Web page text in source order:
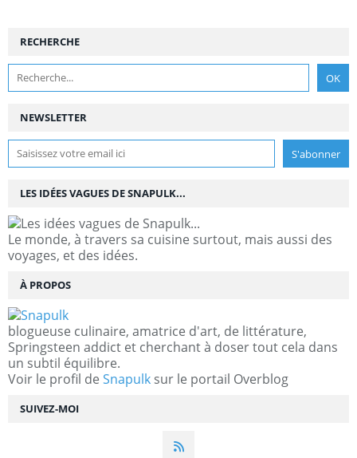
NEWSLETTER
SUIVEZ-MOI
RECHERCHE
LES IDÉES VAGUES DE SNAPULK...
Le monde, à travers sa cuisine surtout, mais aussi des
voyages, et des idées.
À PROPOS
blogueuse culinaire, amatrice d'art, de littérature,
Springsteen addict et cherchant à doser tout cela dans
un subtil équilibre.
Voir le profil de Snapulk sur le portail Overblog